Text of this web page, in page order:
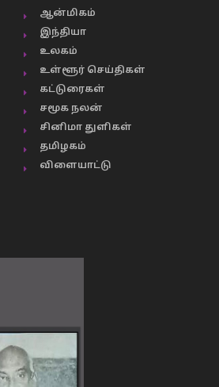
ஆன்மிகம்
இந்தியா
உலகம்
உள்ளூர் செய்திகள்
கட்டுரைகள்
சமூக நலன்
சினிமா துளிகள்
தமிழகம்
விளையாட்டு